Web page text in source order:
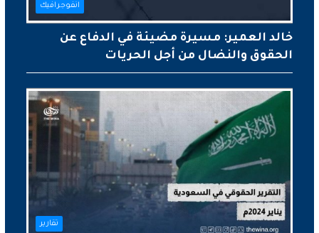
انفوجرافيك
خالد العمير: مسيرة مضيئة في الدفاع عن
الحقوق والنضال من أجل الحريات
تقارير